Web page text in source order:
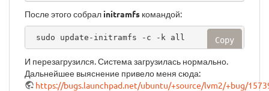
После этого собрал initramfs командой:
sudo update-initramfs -c -k all Copy
И перезагрузился. Система загрузилась нормально.
Дальнейшее выяснение привело меня сюда:
https://bugs.launchpad.net/ubuntu/+source/lvm2/+bug/